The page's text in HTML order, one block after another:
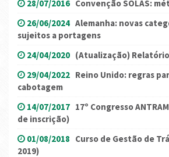
28/07/2016 Convenção SOLAS:
26/06/2024 Alemanha: novas
sujeitos a portagens
24/04/2020 (Atualização)
29/04/2022 Reino Unido: regras
cabotagem
14/07/2017 17º Congresso
de inscrição)
01/08/2018 Curso de Gestão de
2019)